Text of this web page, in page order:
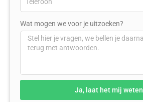
Wat mogen we voor je uitzoeken?
Ja, laat het mij weten